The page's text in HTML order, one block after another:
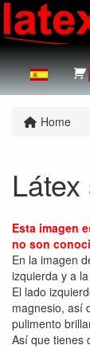
Home
Esta imagen
no son
En la imagen
izquierda y a
El lado
magnesio, así
pulimento
Así que tienes